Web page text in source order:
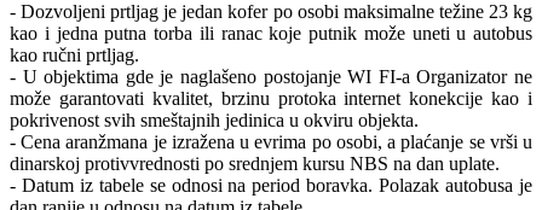
- Dozvoljeni prtljag je jedan kofer po osobi maksimalne težine 23 kg
kao i jedna putna torba ili ranac koje putnik može uneti u autobus
kao ručni prtljag.
- U objektima gde je naglašeno postojanje WI FI-a Organizator ne
može garantovati kvalitet, brzinu protoka internet konekcije kao i
pokrivenost svih smeštajnih jedinica u okviru objekta.
- Cena aranžmana je izražena u evrima po osobi, a plaćanje se vrši u
dinarskoj protivvrednosti po srednjem kursu NBS na dan uplate.
- Datum iz tabele se odnosi na period boravka. Polazak autobusa je